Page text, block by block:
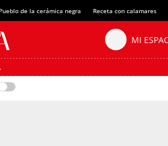
Pueblo de la cerámica negra Receta con calamares